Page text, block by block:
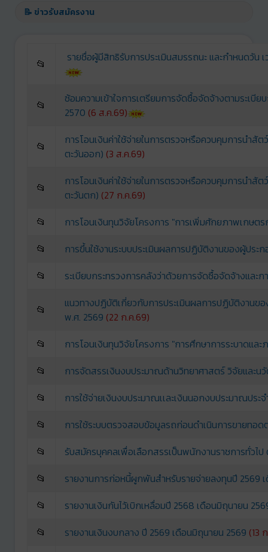
📝 ข่าวรับสมัครงาน
📂 รายชื่อผู้มีสิทธิรับการประเมินสมรรถนะ และกำหนดวัน
📂
ซ้อมความเข้าใจการเตรียมการจัดซื้อจัดจ้างตามระเ
2570 (6 ส.ค.69)
📂
การโอนเงินค่าใช้จ่ายในการตรวจหรือควบคุมการนำ
ตะวันออก) (3 ส.ค.69)
📂
การโอนเงินค่าใช้จ่ายในการตรวจหรือควบคุมการนำ
ตะวันตก) (27 ก.ค.69)
📂
การโอนเงินทุนวิจัยโครงการ "การเพิ่มศักยภาพเกษต
📂
การขึ้นใช้งานระบบประเมินผลการปฏิบัติงานของผู้ปร
📂
ระเบียบกระทรวงการคลังว่าด้วยการจัดซื้อจัดจ้างแล
📂
แนวทางปฏิบัติเกี่ยวกับการประเมินผลการปฏิบัติงานข
พ.ศ. 2569 (22 ก.ค.69)
📂
การโอนเงินทุนวิจัยโครงการ "การศึกษาการระบาดแล
📂
การจัดสรรเงินงบประมาณด้านวิทยาศาสตร์ วิจัยและ
📂
การใช้จ่ายเงินงบประมาณเเละเงินนอกงบประมาณปร
📂
การใช้ระบบตรวจสอบข้อมูลรถก่อนดำเนินการขายทอด
📂
รับสมัครบุคคลเพื่อเลือกสรรเป็นพนักงานราชการทั่วไ
📂
รายงานการก่อหนี้ผูกพันสำหรับรายจ่ายลงทุนปี 2569
📂
รายงานเงินกันไว้เบิกเหลื่อมปี 2568 เดือนมิถุนายน
📂
รายงานเงินงบกลาง ปี 2569 เดือนมิถุนายน 2569 (13